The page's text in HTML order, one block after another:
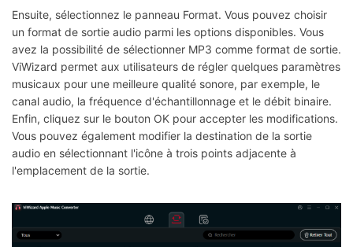
Ensuite, sélectionnez le panneau Format. Vous pouvez choisir
un format de sortie audio parmi les options disponibles. Vous
avez la possibilité de sélectionner MP3 comme format de sortie.
ViWizard permet aux utilisateurs de régler quelques paramètres
musicaux pour une meilleure qualité sonore, par exemple, le
canal audio, la fréquence d'échantillonnage et le débit binaire.
Enfin, cliquez sur le bouton OK pour accepter les modifications.
Vous pouvez également modifier la destination de la sortie
audio en sélectionnant l'icône à trois points adjacente à
l'emplacement de la sortie.